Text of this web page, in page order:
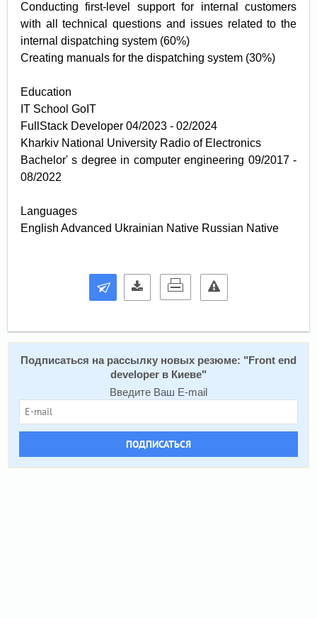
Conducting first-level support for internal customers
with all technical questions and issues related to the
internal dispatching system (60%)
Creating manuals for the dispatching system (30%)
Education
IT School GoIT
FullStack Developer 04/2023 - 02/2024
Kharkiv National University Radio of Electronics
Bachelor' s degree in computer engineering 09/2017 -
08/2022
Languages
English Advanced Ukrainian Native Russian Native
Подписаться на рассылку новых резюме: "Front end
developer в Киеве"
Введите Ваш E-mail
ПОДПИСАТЬСЯ